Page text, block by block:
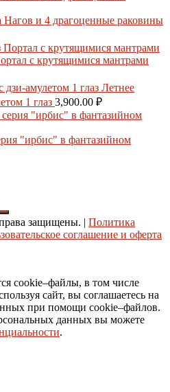
Нагов и 4 драгоценные раковины
с крутящимися мантрами
Летнее
1 глаз 3,900.00 ₽
"ирбис" в фантазийном
защищены.
Политика
соглашение и оферта
cookie–файлы, в том числе
сайт, вы соглашаетесь на
при помощи cookie–файлов.
данных вы можете
.